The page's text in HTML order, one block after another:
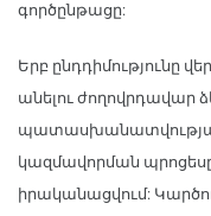
գործընթացը:
Երբ ընդդիմությունը
անելու ժողովրդավար
կազմավորման
իրականացվում: